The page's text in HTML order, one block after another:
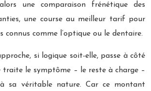
une comparaison frénétique des
une course au meilleur tarif pour
connus comme l’optique ou le dentaire.
si logique soit-elle, passe à côté
traite le symptôme – le reste à charge –
à sa véritable nature. Car ce montant